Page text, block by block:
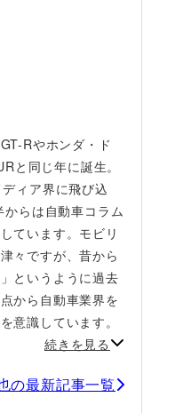
Rやホンダ・ド
と同じ年に誕生。
ィア界に飛び込
らは自動車コラム
ています。モビリ
々ですが、昔から
というように過去
から自動車業界を
意識しています。
続きを見る
の最新記事一覧